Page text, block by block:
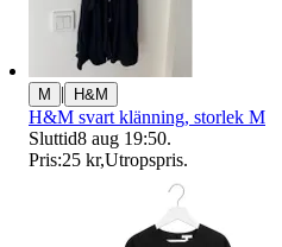
M | H&M
H&M svart klänning, storlek M
Sluttid8 aug 19:50.
Pris:25 kr,Utropspris.